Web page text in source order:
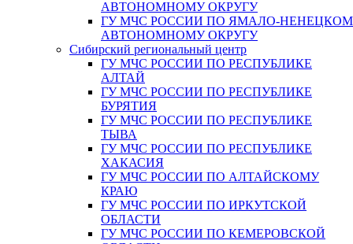
АВТОНОМНОМУ ОКРУГУ
ГУ МЧС РОССИИ ПО ЯМАЛО-
АВТОНОМНОМУ ОКРУГУ
Сибирский региональный центр
ГУ МЧС РОССИИ ПО РЕСПУБЛИКЕ
АЛТАЙ
ГУ МЧС РОССИИ ПО РЕСПУБЛИКЕ
БУРЯТИЯ
ГУ МЧС РОССИИ ПО РЕСПУБЛИКЕ
ТЫВА
ГУ МЧС РОССИИ ПО РЕСПУБЛИКЕ
ХАКАСИЯ
ГУ МЧС РОССИИ ПО АЛТАЙСКОМУ
КРАЮ
ГУ МЧС РОССИИ ПО ИРКУТСКОЙ
ОБЛАСТИ
ГУ МЧС РОССИИ ПО КЕМЕРОВСКОЙ